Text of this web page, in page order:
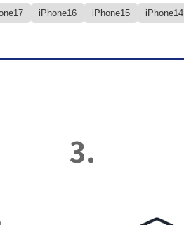
iPhone16 iPhone15 iPhone14
3.